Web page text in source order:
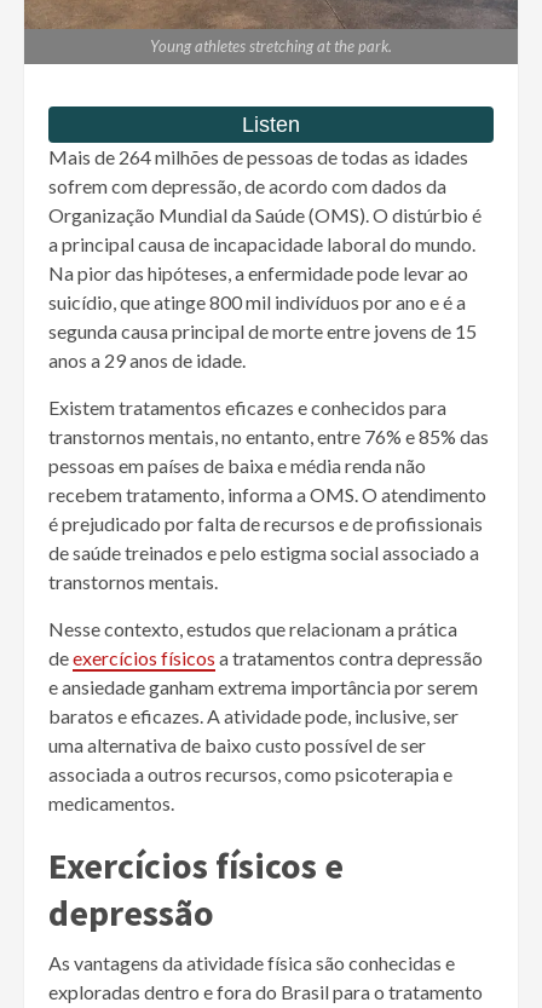
Young athletes stretching at the park.
Mais de 264 milhões de pessoas de todas as idades
sofrem com depressão, de acordo com dados da
Organização Mundial da Saúde (OMS). O distúrbio é
a principal causa de incapacidade laboral do mundo.
Na pior das hipóteses, a enfermidade pode levar ao
suicídio, que atinge 800 mil indivíduos por ano e é a
segunda causa principal de morte entre jovens de 15
anos a 29 anos de idade.
Existem tratamentos eficazes e conhecidos para
transtornos mentais, no entanto, entre 76% e 85% das
pessoas em países de baixa e média renda não
recebem tratamento, informa a OMS. O atendimento
é prejudicado por falta de recursos e de profissionais
de saúde treinados e pelo estigma social associado a
transtornos mentais.
Nesse contexto, estudos que relacionam a prática
deexercícios físicos a tratamentos contra depressão
e ansiedade ganham extrema importância por serem
baratos e eficazes. A atividade pode, inclusive, ser
uma alternativa de baixo custo possível de ser
associada a outros recursos, como psicoterapia e
medicamentos.
Exercícios físicos e
depressão
As vantagens da atividade física são conhecidas e
exploradas dentro e fora do Brasil para o tratamento